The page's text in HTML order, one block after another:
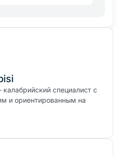
специалист с
и ориентированным на